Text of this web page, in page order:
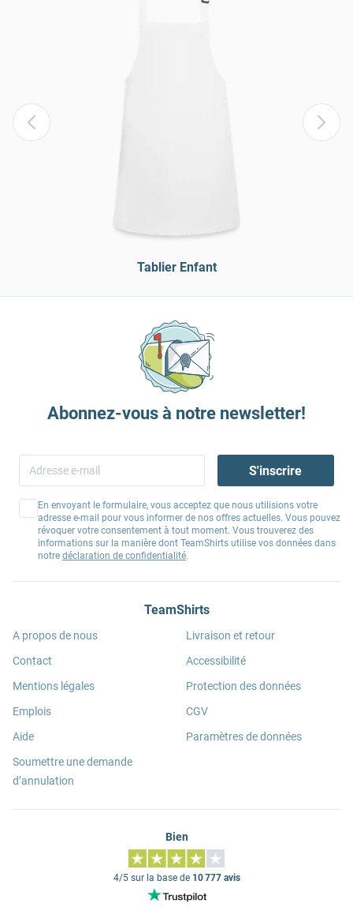
Tablier Enfant
Abonnez-vous à notre newsletter!
S'inscrire
En envoyant le formulaire, vous acceptez que nous utilisions votre
adresse e-mail pour vous informer de nos offres actuelles. Vous pouvez
révoquer votre consentement à tout moment. Vous trouverez des
informations sur la manière dont TeamShirts utilise vos données dans
notre déclaration de confidentialité.
TeamShirts
A propos de nous
Contact
Mentions légales
Emplois
Aide
Soumettre une demande
d’annulation
Livraison et retour
Accessibilité
Protection des données
CGV
Paramètres de données
Bien
4/5 sur la base de 10 777 avis